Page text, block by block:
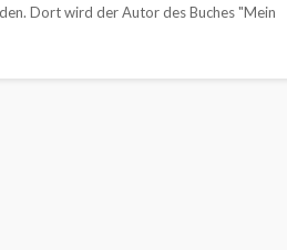
Dort wird der Autor des Buches "Mein